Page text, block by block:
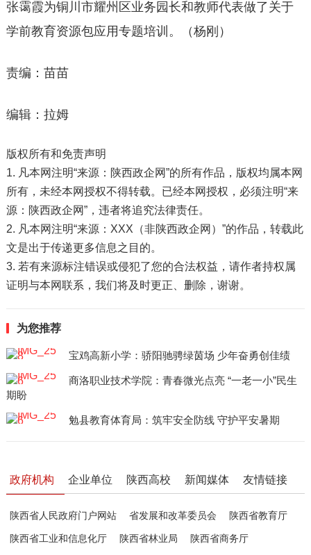
张霭霞为铜川市耀州区业务园长和教师代表做了关于
学前教育资源包应用专题培训。（杨刚）
责编：苗苗
编辑：拉姆
版权所有和免责声明
1. 凡本网注明“来源：陕西政企网”的所有作品，版权均属本网
所有，未经本网授权不得转载。已经本网授权，必须注明“来
源：陕西政企网”，违者将追究法律责任。
2. 凡本网注明“来源：XXX（非陕西政企网）”的作品，转载此
文是出于传递更多信息之目的。
3. 若有来源标注错误或侵犯了您的合法权益，请作者持权属
证明与本网联系，我们将及时更正、删除，谢谢。
为您推荐
宝鸡高新小学：骄阳驰骋绿茵场 少年奋勇创佳绩
商洛职业技术学院：青春微光点亮 “一老一小”民生
期盼
勉县教育体育局：筑牢安全防线 守护平安暑期
政府机构 企业单位 陕西高校 新闻媒体 友情链接
陕西省人民政府门户网站 省发展和改革委员会 陕西省教育厅
陕西省工业和信息化厅 陕西省林业局 陕西省商务厅